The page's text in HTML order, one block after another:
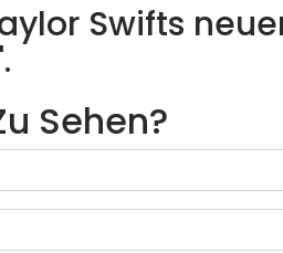
Swifts
Sehen?